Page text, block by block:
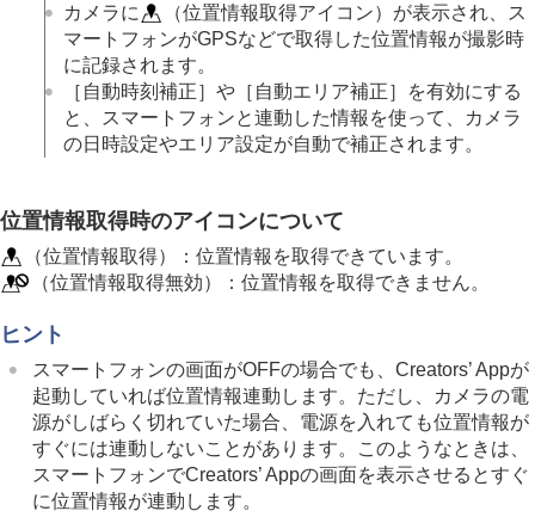
パソコンでできること
クラウドサービスを利用する
故障かな？と思ったら
カメラに
（位置情報取得アイコン）が表示され、ス
マートフォンがGPSなどで取得した位置情報が撮影時
に記録されます。
［自動時刻補正］ や ［自動エリア補正］
を有効にする
と、スマートフォンと連動した情報を使って、カメラ
の日時設定やエリア設定が自動で補正されます。
位置情報取得時のアイコンについて
（位置情報取得）：位置情報を取得できています。
（位置情報取得無効）：位置情報を取得できません。
ヒント
スマートフォンの画面がOFFの場合でも、Creators’ Appが
起動していれば位置情報連動します。ただし、カメラの電
源がしばらく切れていた場合、電源を入れても位置情報が
すぐには連動しないことがあります。このようなときは、
スマートフォンでCreators’ Appの画面を表示させるとすぐ
に位置情報が連動します。